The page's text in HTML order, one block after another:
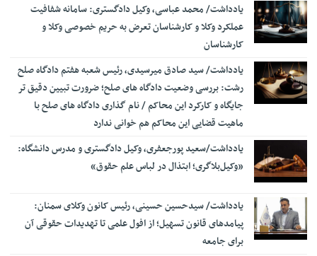
12:32 قدردانی مرکز وکلای قوه قضاییه از خبرنگاران ایرنا
14:22
رئیس کانون سردفتران استان یزد: قانون تسهیل، ناترازی اقتصادی
شدیدی را به دفاتر تحمیل کرده است/ تضعیف جایگاه اسناد رسمی، اساس
نظام ثبتی کشور را نابود خواهد کرد
14:12 اجرای آزمایشی «سامانه جامع عملکرد قضات» رونمایی شد
امضای تفاهم نامه همکاری حقوقی بین وزارت خارجه و مرکز وکلای
فرهاد اصلانی، رئیس کانون وکلای دادگستری کردستان: نبود
حمایت‌های مؤثر از وکلای جوان، علاوه بر تهدید استقلال حرفه‌ای، به
هدررفت سرمایه انسانی و اجتماعی نظام حقوقی کشور منجر می‌شود
10:30 راه‌اندازی سامانه ۲۴ ساعته قضایی برخط برای زائران اربعین در عراق
10:25 ترساندنِ دیگران چه مجازاتی دارد؟
زمان ثبت‌نام آزمون دفتریاری اسناد رسمی اعلام شد
یادداشت/ محمد عباسی، وکیل دادگستری: سامانه شفافیت
عملکرد وکلا و کارشناسان تعرض به حریم خصوصی وکلا و
کارشناسان
‎یادداشت/ سید صادق میرسیدی، رئیس شعبه هفتم دادگاه صلح
رشت: بررسی وضعیت دادگاه های صلح؛ ضرورت تبیین دقیق تر
جایگاه و کارکرد این محاکم / نام گذاری دادگاه های صلح با
ماهیت قضایی این محاکم هم خوانی ندارد
یادداشت/سعید‌ پورجعفری، وکیل دادگستری و مدرس دانشگاه:
«وکیل‌بلاگری؛ ابتذال در لباس علم حقوق»
یادداشت/ سیدحسین حسینی، رئیس کانون وکلای سمنان:
پیامدهای قانون تسهیل؛ از افول علمی تا تهدیدات حقوقی آن
برای جامعه